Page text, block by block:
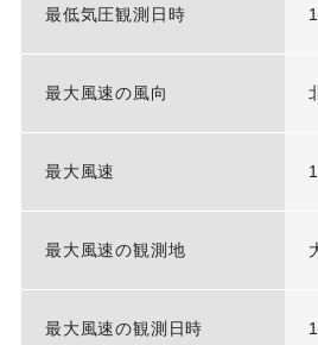
最低気圧観測日時
最大風速の風向
最大風速
最大風速の観測地
最大風速の観測日時